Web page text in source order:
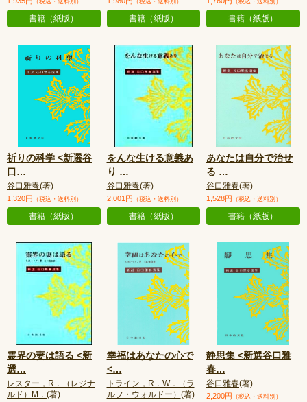
（税込・送料別）
書籍（紙版）
（税込・送料別）
書籍（紙版）
（税込・送料別）
書籍（紙版）
祈りの科学 <新選谷
口…
谷口雅春(著)
1,320円 （税込・送料別）
書籍（紙版）
をんな生ける意義あ
り …
谷口雅春(著)
2,001円 （税込・送料別）
書籍（紙版）
あなたは自分で治せ
る …
谷口雅春(著)
1,528円 （税込・送料別）
書籍（紙版）
霊界の妻は語る <新
選…
レスター，R．（レジナ
ルド）M． (著)
幸福はあなたの心で
<…
トライン，R．W．（ラ
ルフ・ウォルドー） (著)
静思集 <新選谷口雅
春…
谷口雅春(著)
2,200円 （税込・送料別）